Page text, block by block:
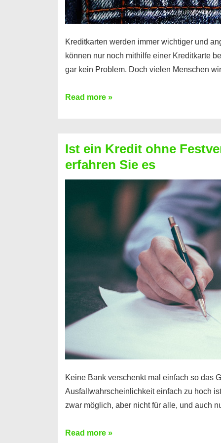
Kreditkarten werden immer wichtiger und
können nur noch mithilfe einer Kreditkarte
gar kein Problem. Doch vielen Menschen
Kreditkarte
Prepaid
ist
nicht
Read more »
Ist ein Kredit ohne
erfahren Sie es
Keine Bank verschenkt mal einfach so das
Ausfallwahrscheinlichkeit einfach zu hoch
zwar möglich, aber nicht für alle, und auch
Ist
Read more »